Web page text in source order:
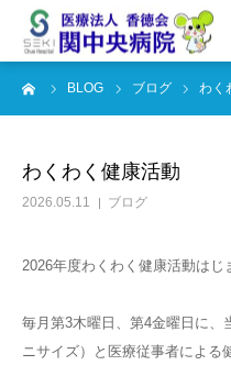
BLOG ブログ わく
わくわく健康活動
2026.05.11 ブログ
2026年度わくわく健康活動はじ
毎月第3木曜日、第4金曜日に、
ニサイズ）と医療従事者による
HOME
健診のご案内